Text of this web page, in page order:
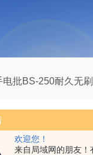
欢迎您！
来自局域网的朋友！
BS-250耐久无刷马达电